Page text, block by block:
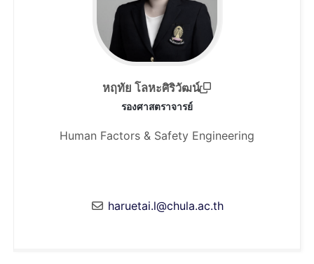
หฤทัย โลหะศิริวัฒน์
รองศาสตราจารย์
Human Factors & Safety Engineering
haruetai.l@chula.ac.th